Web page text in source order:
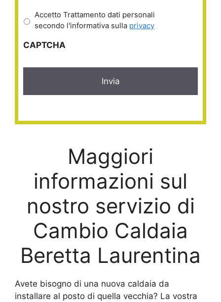
Accetto Trattamento dati personali
secondo l'informativa sulla privacy
CAPTCHA
Maggiori
informazioni sul
nostro servizio di
Cambio Caldaia
Beretta Laurentina
Avete bisogno di una nuova caldaia da
installare al posto di quella vecchia? La vostra